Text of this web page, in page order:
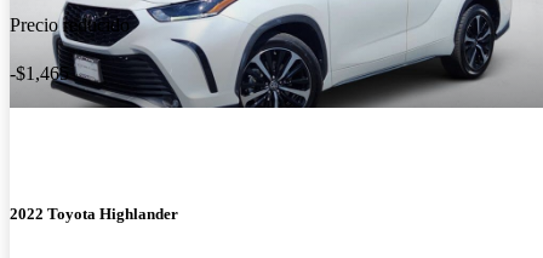
Precio reducido
-$1,465
2022 Toyota Highlander